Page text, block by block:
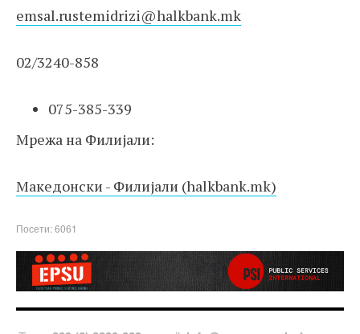
emsal.rustemidrizi@halkbank.mk
02/3240-858
075-385-339
Мрежа на Филијали:
Македонски - Филијали (halkbank.mk)
Посети: 6061